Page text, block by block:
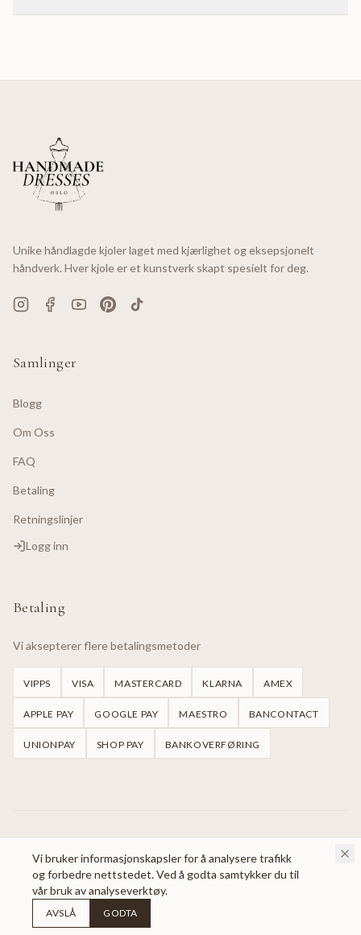
Vi bruker informasjonskapsler for å analysere trafikk
og forbedre nettstedet. Ved å godta samtykker du til
vår bruk av analyseverktøy.
AVSLÅ GODTA
Unike håndlagde kjoler laget med kjærlighet og eksepsjonelt
håndverk. Hver kjole er et kunstverk skapt spesielt for deg.
Samlinger
Blogg
Om Oss
FAQ
Betaling
Retningslinjer
Logg inn
Betaling
Vi aksepterer flere betalingsmetoder
VIPPS VISA MASTERCARD KLARNA AMEX
APPLE PAY GOOGLE PAY MAESTRO BANCONTACT
UNIONPAY SHOP PAY BANKOVERFØRING